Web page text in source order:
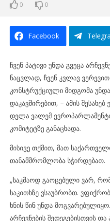
0 0
Facebook
ჩვენ პატივი უნდა გვეცა
ნაცვლად, ჩვენ კვლავ ვერევით
კონსტრუქციული მიდგომა
დაკავშირებით, – ამის
დელა ვალემ
კომიტეტზე განაცხადა.
მისივე თქმით, მათ
თანამშრომლობა სჭირდებათ.
„საკმაოდ გაოცებული ვარ,
საკითხზე ვსაუბრობთ.
ხნის წინ უნდა
არჩევნების შედეგებისთვის